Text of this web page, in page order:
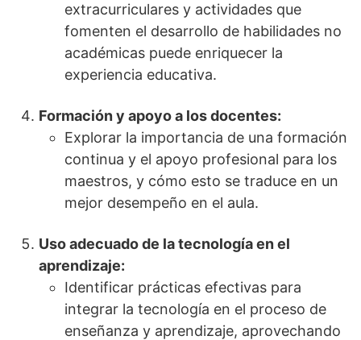
extracurriculares y actividades que
fomenten el desarrollo de habilidades no
académicas puede enriquecer la
experiencia educativa.
Formación y apoyo a los docentes:
Explorar la importancia de una formación
continua y el apoyo profesional para los
maestros, y cómo esto se traduce en un
mejor desempeño en el aula.
Uso adecuado de la tecnología en el
aprendizaje:
Identificar prácticas efectivas para
integrar la tecnología en el proceso de
enseñanza y aprendizaje, aprovechando